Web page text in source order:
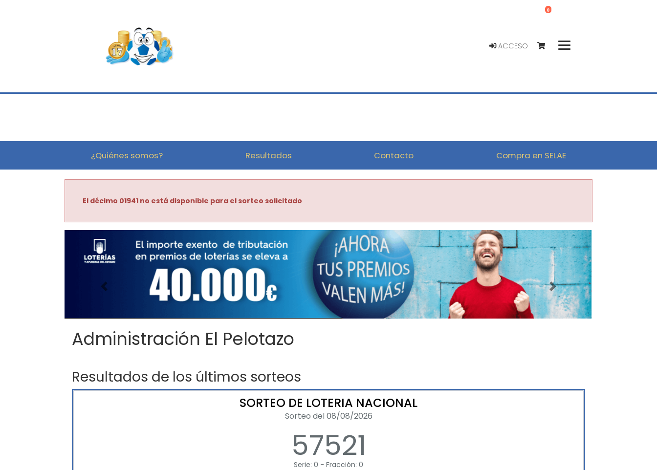
ACCESO
0
¿Quiénes somos? Resultados Contacto Compra en SELAE
El décimo 01941 no está disponible para el sorteo solicitado
Imagen anterior Imagen siguiente
Administración El Pelotazo
Resultados de los últimos sorteos
SORTEO DE LOTERIA NACIONAL
Sorteo del 08/08/2026
57521
Serie: 0 - Fracción: 0